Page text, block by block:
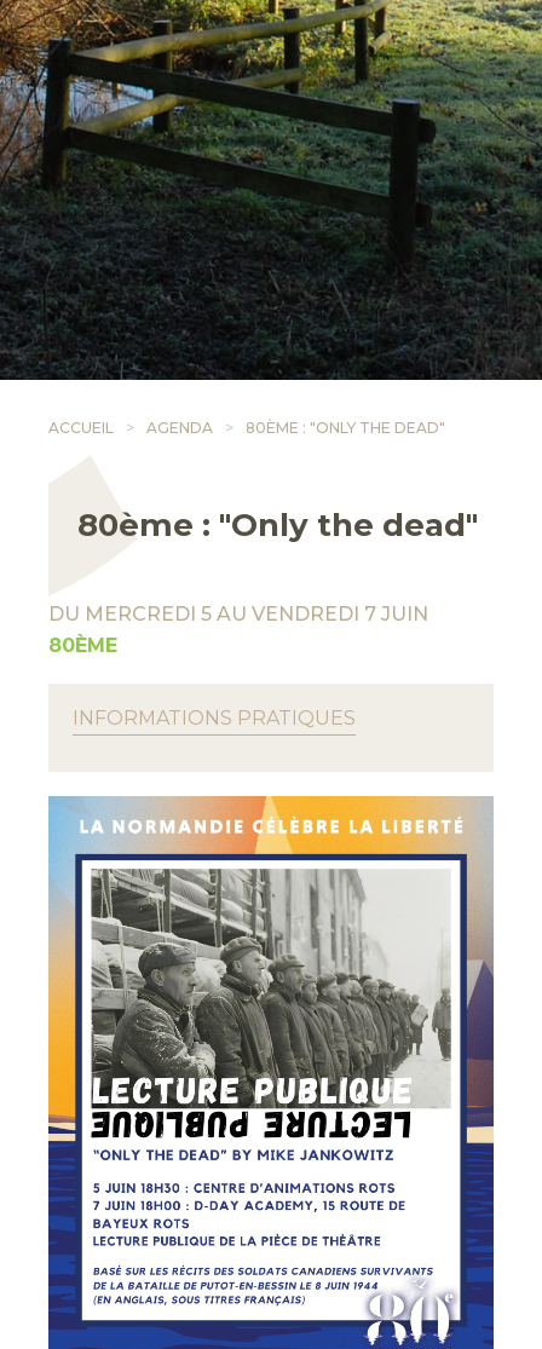
ACCUEIL AGENDA 80ÈME : "ONLY THE DEAD"
80ème : "Only the dead"
DU MERCREDI 5 AU VENDREDI 7 JUIN
80ÈME
INFORMATIONS PRATIQUES